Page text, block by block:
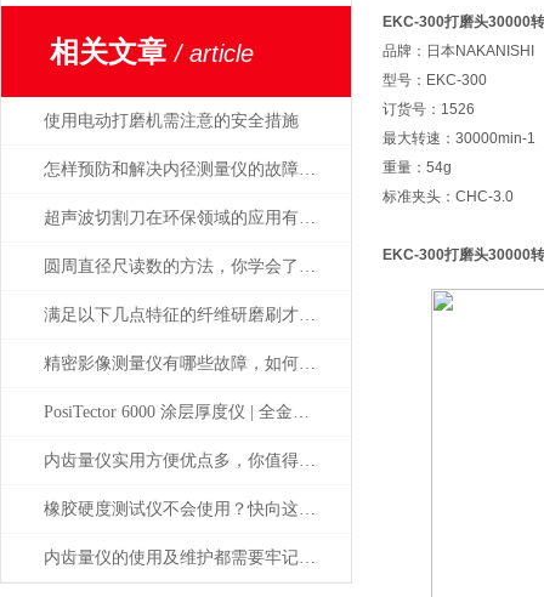
相关文章/ article
使用电动打磨机需注意的安全措施
怎样预防和解决内径测量仪的故障问题？
超声波切割刀在环保领域的应用有哪些
圆周直径尺读数的方法，你学会了吗？
满足以下几点特征的纤维研磨刷才能称之为好产品
精密影像测量仪有哪些故障，如何解决
PosiTector 6000 涂层厚度仪 | 全金属通用 高精度工业测厚解决方案
内齿量仪实用方便优点多，你值得拥有
橡胶硬度测试仪不会使用？快向这里看过来
内齿量仪的使用及维护都需要牢记注意事项才行
EKC-300打磨头30000
品牌：日本NAKANISHI
型号：EKC-300
订货号：1526
最大转速：30000min-1
重量：54g
标准夹头：CHC-3.0
EKC-300打磨头30000